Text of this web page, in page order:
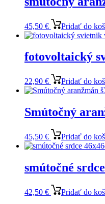
45,50 € Pridať do
fotovoltaický
22,90 € Pridať do
Smútočný
45,50 € Pridať do
smútočné
42,50 €
Pridať do